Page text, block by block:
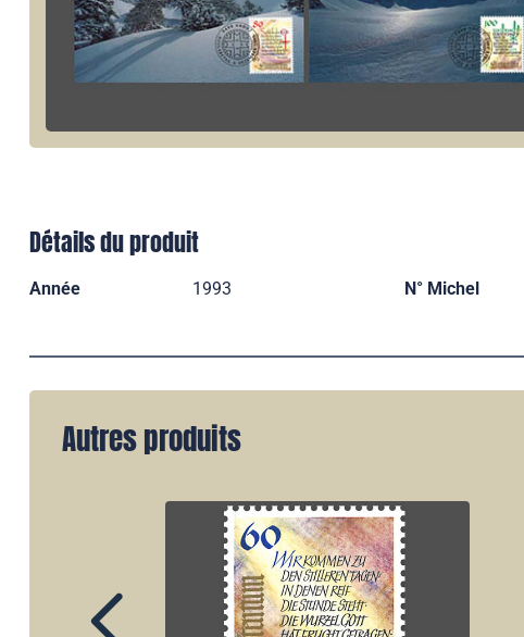
Détails du produit
Année 1993 N° Michel
Autres produits